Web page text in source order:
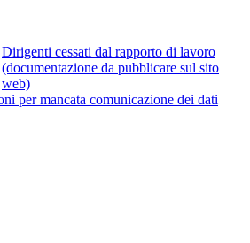
Dirigenti cessati dal rapporto di lavoro
(documentazione da pubblicare sul sito
web)
per mancata comunicazione dei dati